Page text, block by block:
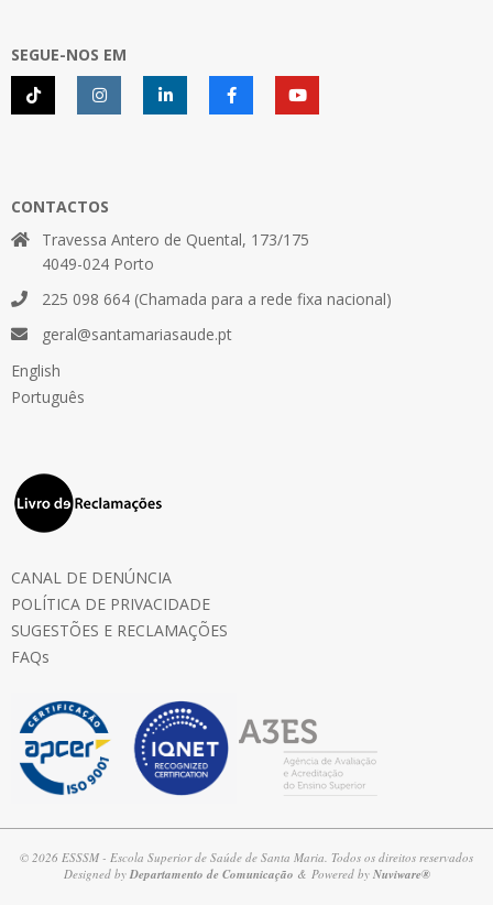
SEGUE-NOS EM
CONTACTOS
Travessa Antero de Quental, 173/175
4049-024 Porto
225 098 664 (Chamada para a rede fixa nacional)
geral@santamariasaude.pt
English
Português
CANAL DE DENÚNCIA
POLÍTICA DE PRIVACIDADE
SUGESTÕES E RECLAMAÇÕES
FAQs
© 2026 ESSSM - Escola Superior de Saúde de Santa Maria. Todos os direitos reservados
Designed by Departamento de Comunicação & Powered by Nuviware®